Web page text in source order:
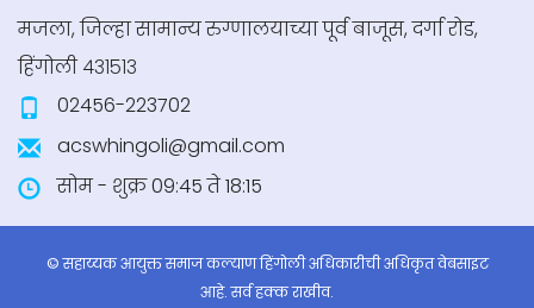
+ अधिक माहिती
तृतीयपंथीय साठी चे राष्ट्रीय पोर्टल
+ अधिक माहिती
मजला, जिल्हा सामान्य रुग्णालयाच्या पूर्व बाजूस, दर्गा रोड,
हिंगोली ४३१५१३
02456-223702
acswhingoli@gmail.com
सोम - शुक्र 09:45 ते 18:15
© सहाय्यक आयुक्त समाज कल्याण हिंगोली अधिकारीची अधिकृत वेबसाइट
आहे. सर्व हक्क राखीव.